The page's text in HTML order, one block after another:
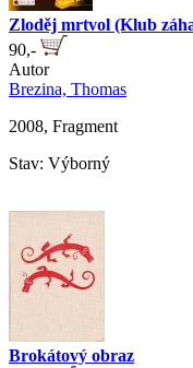
Zloděj mrtvol (Klub
90,-
Autor
Brezina, Thomas
2008, Fragment
Stav: Výborný
Brokátový obraz